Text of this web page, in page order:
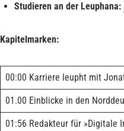
Studieren an der Leuphana:
Kapitelmarken:
00:00 Karriere leupht mit
01.00 Einblicke in den
01:56 Redakteur für »Digitale